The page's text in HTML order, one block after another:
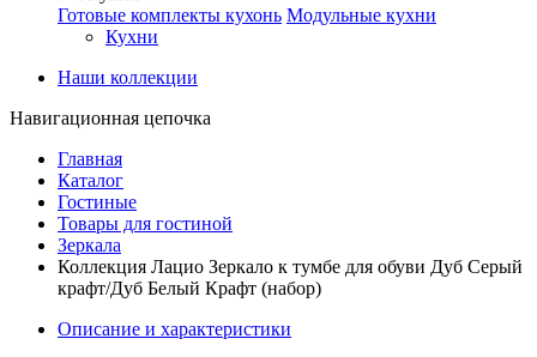
Готовые комплекты кухонь Модульные кухни
Кухни
Наши коллекции
Навигационная цепочка
Главная
Каталог
Гостиные
Товары для гостиной
Зеркала
Коллекция Лацио Зеркало к тумбе для обуви Дуб Серый
крафт/Дуб Белый Крафт (набор)
Описание и характеристики